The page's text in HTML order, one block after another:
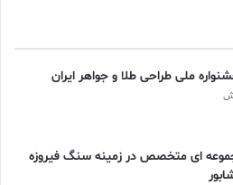
ملی طراحی طلا و جواهر ایران
ای متخصص در زمینه سنگ فیروزه